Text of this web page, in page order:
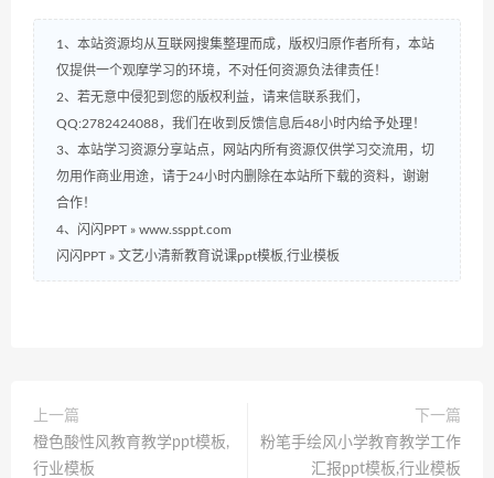
1、本站资源均从互联网搜集整理而成，版权归原作者所有，本站
仅提供一个观摩学习的环境，不对任何资源负法律责任！
2、若无意中侵犯到您的版权利益，请来信联系我们，
QQ:2782424088，我们在收到反馈信息后48小时内给予处理！
3、本站学习资源分享站点，网站内所有资源仅供学习交流用，切
勿用作商业用途，请于24小时内删除在本站所下载的资料，谢谢
合作！
4、闪闪PPT » www.ssppt.com
闪闪PPT » 文艺小清新教育说课ppt模板,行业模板
上一篇
橙色酸性风教育教学ppt模板,
行业模板
下一篇
粉笔手绘风小学教育教学工作
汇报ppt模板,行业模板